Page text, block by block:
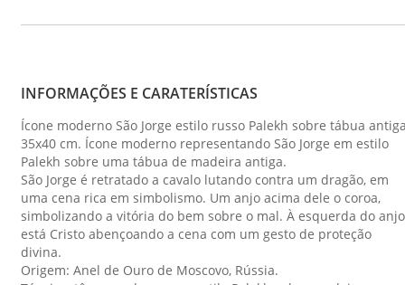
INFORMAÇÕES E CARATERÍSTICAS
Ícone moderno São Jorge estilo russo Palekh sobre tábua
35x40 cm. Ícone moderno representando São Jorge em estilo
Palekh sobre uma tábua de madeira antiga.
São Jorge é retratado a cavalo lutando contra um dragão, em
uma cena rica em simbolismo. Um anjo acima dele o coroa,
simbolizando a vitória do bem sobre o mal. À esquerda do
está Cristo abençoando a cena com um gesto de proteção
divina.
Origem: Anel de Ouro de Moscovo, Rússia.